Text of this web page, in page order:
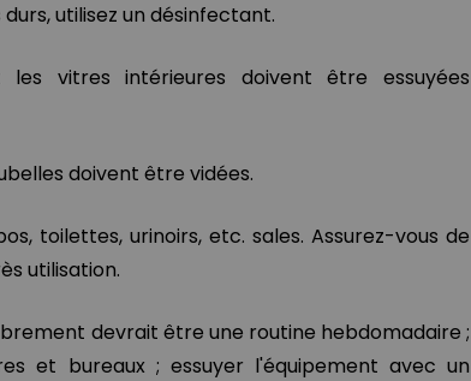
utilisez un désinfectant.
vitres intérieures doivent être essuyées
doivent être vidées.
toilettes, urinoirs, etc. sales. Assurez-vous de
utilisation.
devrait être une routine hebdomadaire ;
et bureaux ; essuyer l'équipement avec un